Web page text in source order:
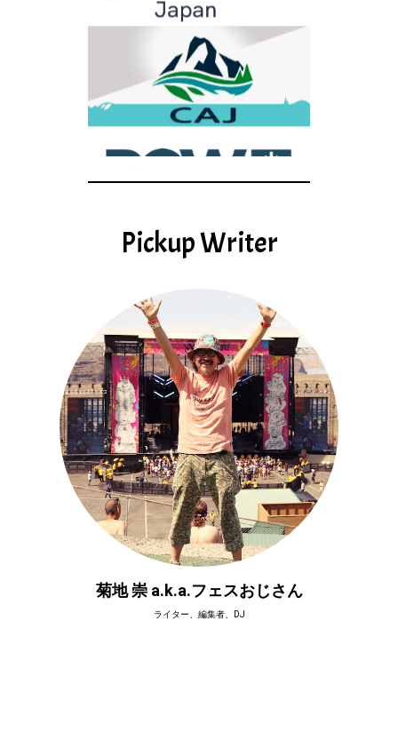
Pickup Writer
菊地 崇 a.k.a.フェスおじさん
ライター、編集者、DJ